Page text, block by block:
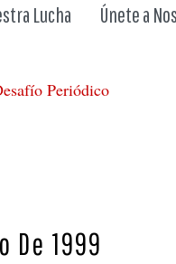
Lucha Únete a
Periódico
De 1999